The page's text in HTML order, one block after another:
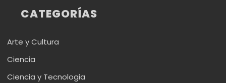
CATEGORÍAS
Arte y Cultura
Ciencia
Ciencia y Tecnologia